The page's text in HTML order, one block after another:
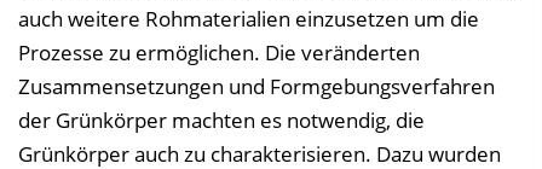
auch weitere Rohmaterialien einzusetzen um die
Prozesse zu ermöglichen. Die veränderten
Zusammensetzungen und Formgebungsverfahren
der Grünkörper machten es notwendig, die
Grünkörper auch zu charakterisieren. Dazu wurden